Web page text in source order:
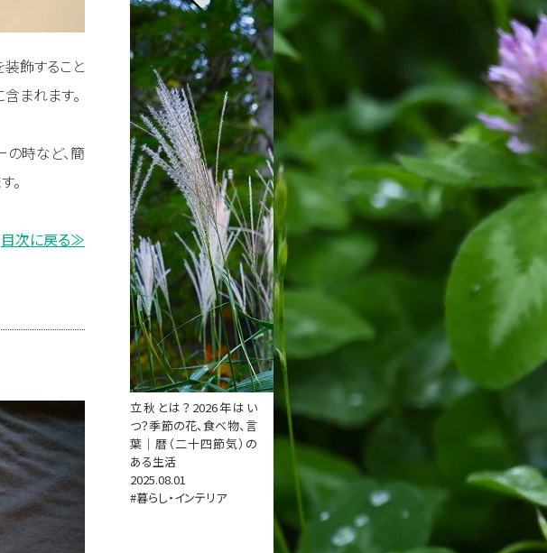
飾すること
まれます。
時など、簡
。
目次に戻る≫
立秋とは？2026年はい
つ？季節の花、食べ物、言
葉｜暦（二十四節気）の
ある生活
2025.08.01
#暮らし・インテリア